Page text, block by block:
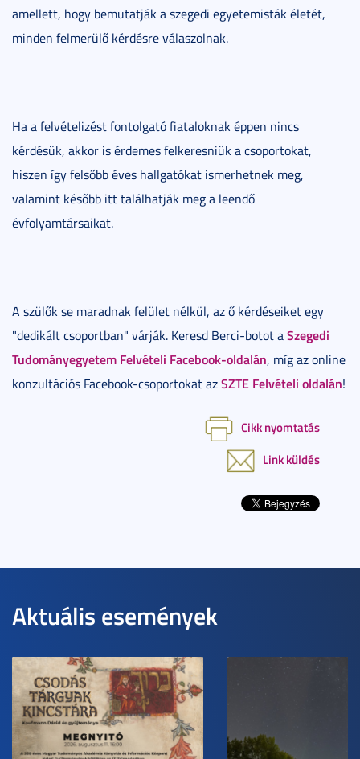
amellett, hogy bemutatják a szegedi egyetemisták életét,
minden felmerülő kérdésre válaszolnak.
Ha a felvételizést fontolgató fiataloknak éppen nincs
kérdésük, akkor is érdemes felkeresniük a csoportokat,
hiszen így felsőbb éves hallgatókat ismerhetnek meg,
valamint később itt találhatják meg a leendő
évfolyamtársaikat.
A szülők se maradnak felület nélkül, az ő kérdéseiket egy
"dedikált csoportban" várják. Keresd Berci-botot aSzegedi
Tudományegyetem Felvételi Facebook-oldalán, míg az online
konzultációs Facebook-csoportokat azSZTE Felvételi oldalán!
Cikk nyomtatás
Link küldés
Aktuális események